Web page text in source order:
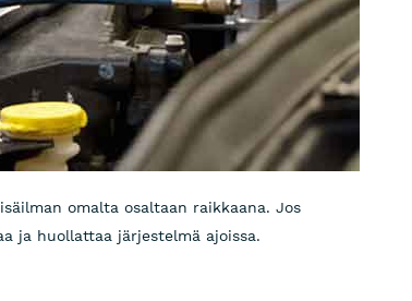
omalta osaltaan raikkaana. Jos
ja huollattaa järjestelmä ajoissa.